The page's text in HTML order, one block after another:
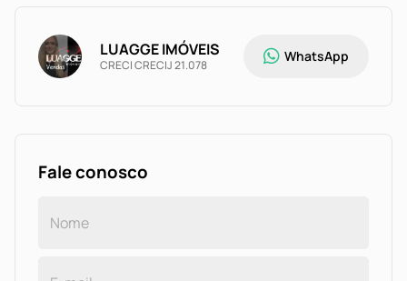
LUAGGE IMÓVEIS
CRECI CRECIJ 21.078 WhatsApp
Fale conosco